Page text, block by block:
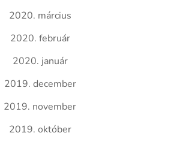
2020. március
2020. február
2020. január
2019. december
2019. november
2019. október